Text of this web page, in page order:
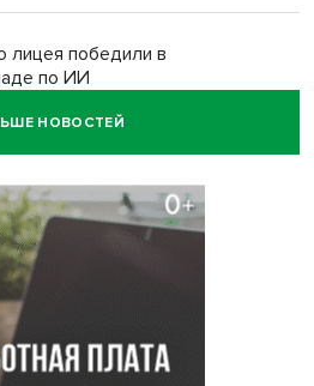
лицея победили в
по ИИ
НОВОСТЕЙ